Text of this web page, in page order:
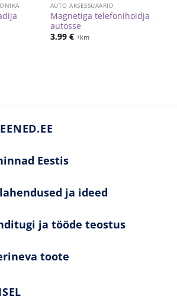
AUTO AKSESSUAARID
Magnetiga telefonihoidja
autosse
3,99 € +km
Eestis
ja ideed
ja tööde teostus
toote